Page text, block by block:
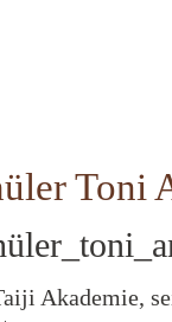
Toni
Akademie,